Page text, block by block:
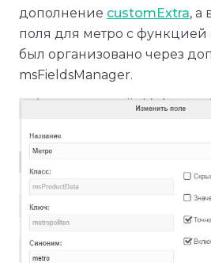
дополнение customExtra, а
поля для метро с функцией
был организовано через
msFieldsManager.